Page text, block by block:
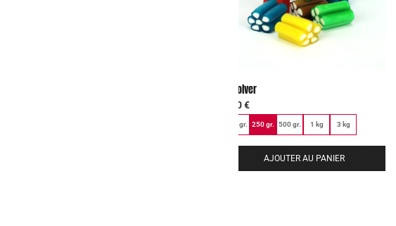
Revolver
6,00€
100 gr. 250 gr. 500 gr. 1 kg 3 kg
AJOUTER AU PANIER